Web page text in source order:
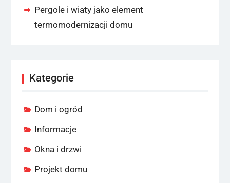
Pergole i wiaty jako element
termomodernizacji domu
Kategorie
Dom i ogród
Informacje
Okna i drzwi
Projekt domu